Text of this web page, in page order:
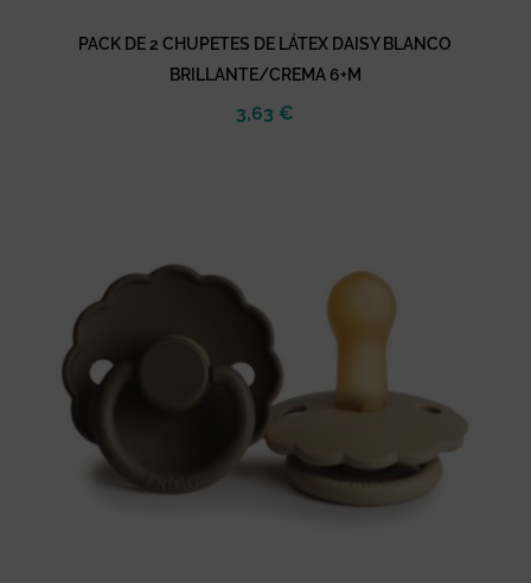
PACK DE 2 CHUPETES DE LÁTEX DAISY BLANCO
BRILLANTE/CREMA 6+M
3,63 €